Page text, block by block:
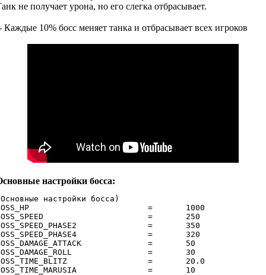
не получает урона, но его слегка отбрасывает.
Каждые 10% босс меняет танка и отбрасывает всех игроков
настройки босса:
настройки босса)
=	1000				// Здоровье босса
=	250				// Скорость босса
=	350				// Скорость босса на 2 фазе
=	320				// Скорость босса на фазе демона
=	50				// Урон босса
=	30				// Урон от вращения босса
=	20.0				// Время до блиц атаки
=	10